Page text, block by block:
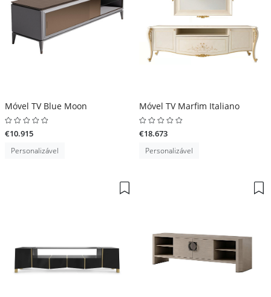
Móvel TV Blue Moon
€10.915
Personalizável
Móvel TV Marfim Italiano
€18.673
Personalizável